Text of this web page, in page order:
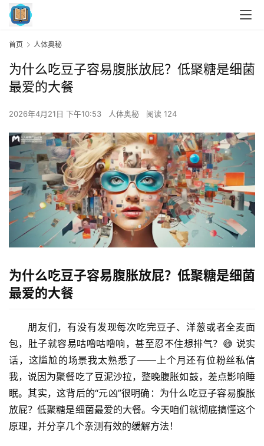
首页 人体奥秘
为什么吃豆子容易腹胀放屁？低聚糖是细菌
最爱的大餐
2026年4月21日 下午10:53 人体奥秘 阅读 124
为什么吃豆子容易腹胀放屁？低聚糖是细菌
最爱的大餐
朋友们，有没有发现每次吃完豆子、洋葱或者全麦面
包，肚子就容易咕噜咕噜响，甚至忍不住想排气？😅 说实
话，这尴尬的场景我太熟悉了——上个月还有位粉丝私信
我，说因为聚餐吃了豆泥沙拉，整晚腹胀如鼓，差点影响睡
眠。其实，这背后的“元凶”很明确： 为什么吃豆子容易腹胀
放屁？低聚糖是细菌最爱的大餐。今天咱们就彻底搞懂这个
原理，并分享几个亲测有效的缓解方法！